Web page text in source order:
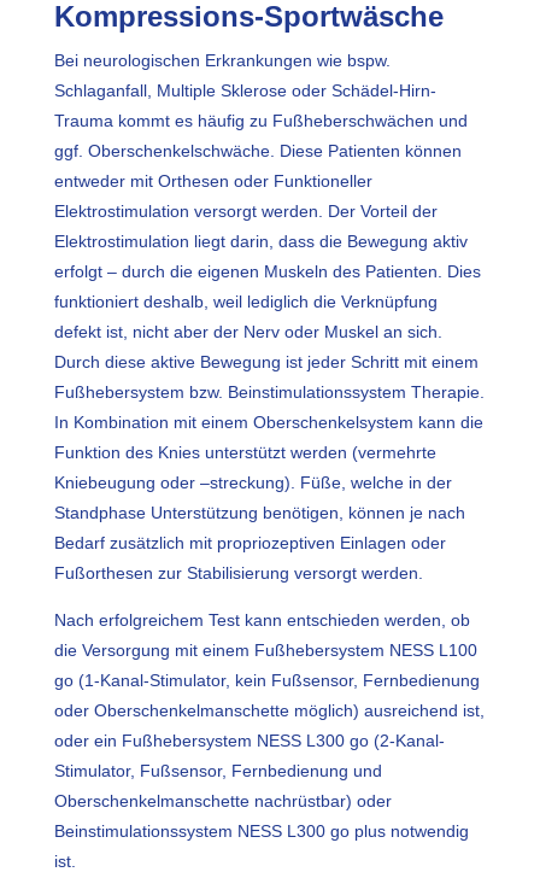
Kompressions-Sportwäsche
Bei neurologischen Erkrankungen wie bspw.
Schlaganfall, Multiple Sklerose oder Schädel-Hirn-
Trauma kommt es häufig zu Fußheberschwächen und
ggf. Oberschenkelschwäche. Diese Patienten können
entweder mit Orthesen oder Funktioneller
Elektrostimulation versorgt werden. Der Vorteil der
Elektrostimulation liegt darin, dass die Bewegung aktiv
erfolgt – durch die eigenen Muskeln des Patienten. Dies
funktioniert deshalb, weil lediglich die Verknüpfung
defekt ist, nicht aber der Nerv oder Muskel an sich.
Durch diese aktive Bewegung ist jeder Schritt mit einem
Fußhebersystem bzw. Beinstimulationssystem Therapie.
In Kombination mit einem Oberschenkelsystem kann die
Funktion des Knies unterstützt werden (vermehrte
Kniebeugung oder –streckung). Füße, welche in der
Standphase Unterstützung benötigen, können je nach
Bedarf zusätzlich mit propriozeptiven Einlagen oder
Fußorthesen zur Stabilisierung versorgt werden.
Nach erfolgreichem Test kann entschieden werden, ob
die Versorgung mit einem Fußhebersystem NESS L100
go (1-Kanal-Stimulator, kein Fußsensor, Fernbedienung
oder Oberschenkelmanschette möglich) ausreichend ist,
oder ein Fußhebersystem NESS L300 go (2-Kanal-
Stimulator, Fußsensor, Fernbedienung und
Oberschenkelmanschette nachrüstbar) oder
Beinstimulationssystem NESS L300 go plus notwendig
ist.